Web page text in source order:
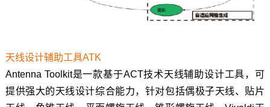
天线设计辅助工具ATK
Antenna Toolkit是一款基于ACT技术天线辅助设计工具，可
提供强大的天线设计综合能力，针对包括偶极子天线、贴片